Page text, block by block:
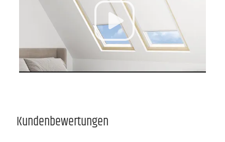
Kundenbewertungen